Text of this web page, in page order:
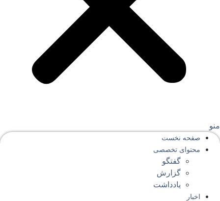
صفحه‌ نخست
محتوای‌ تخصصی
گفتگو
گزارش
یادداشت
اخبار